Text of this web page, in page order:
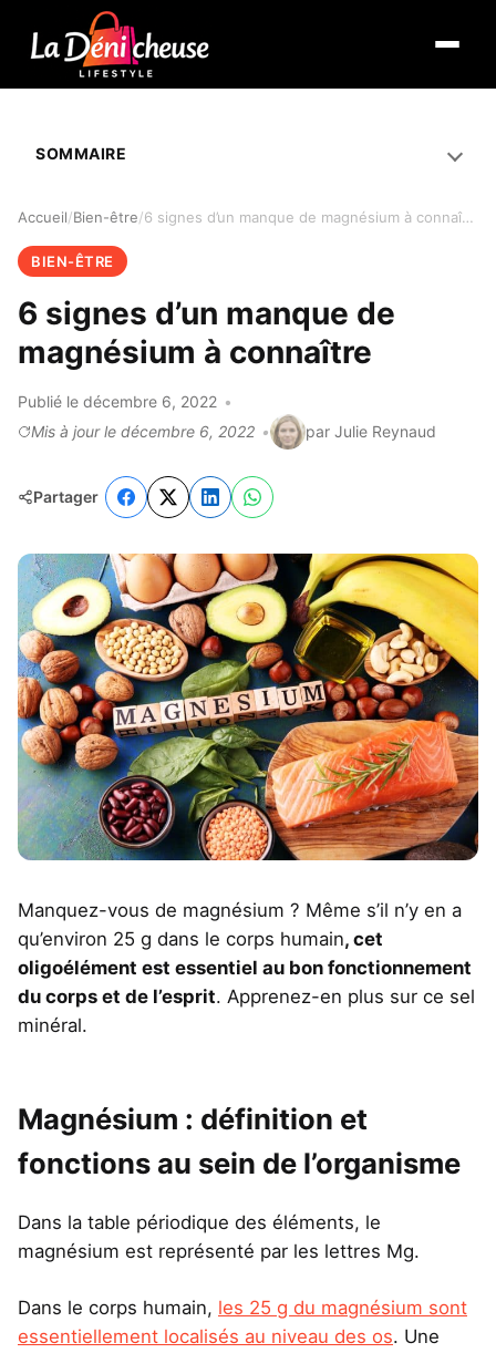
Ouvrir
Accueil Bien-être 6 signes d’un manque de magnésium à connaître
BIEN-ÊTRE
6 signes d’un manque de
magnésium à connaître
Publié le décembre 6, 2022
Mis à jour le décembre 6, 2022
par Julie Reynaud
Partager
Manquez-vous de magnésium ? Même s’il n’y en a
qu’environ 25 g dans le corps humain, cet
oligoélément est essentiel au bon fonctionnement
du corps et de l’esprit. Apprenez-en plus sur ce sel
minéral.
Magnésium : définition et
fonctions au sein de l’organisme
Dans la table périodique des éléments, le
magnésium est représenté par les lettres Mg.
Dans le corps humain, les 25 g du magnésium sont
essentiellement localisés au niveau des os. Une
SOMMAIRE